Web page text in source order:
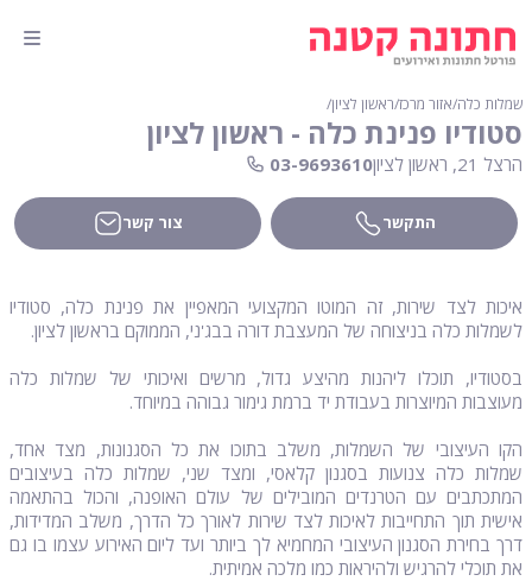
שמלות כלה∕אזור מרכז∕ראשון לציון∕
סטודיו פנינת כלה - ראשון לציון
הרצל 21, ראשון לציון 03-9693610
התקשר צור קשר
איכות לצד שירות, זה המוטו המקצועי המאפיין את פנינת כלה, סטודיו
לשמלות כלה בניצוחה של המעצבת דורה בבג'ני, הממוקם בראשון לציון.
בסטודיו, תוכלו ליהנות מהיצע גדול, מרשים ואיכותי של שמלות כלה
מעוצבות המיוצרות בעבודת יד ברמת גימור גבוהה במיוחד.
הקו העיצובי של השמלות, משלב בתוכו את כל הסגנונות, מצד אחד,
שמלות כלה צנועות בסגנון קלאסי, ומצד שני, שמלות כלה בעיצובים
המתכתבים עם הטרנדים המובילים של עולם האופנה, והכול בהתאמה
אישית תוך התחייבות לאיכות לצד שירות לאורך כל הדרך, משלב המדידות,
דרך בחירת הסגנון העיצובי המחמיא לך ביותר ועד ליום האירוע עצמו בו גם
את תוכלי להרגיש ולהיראות כמו מלכה אמיתית.